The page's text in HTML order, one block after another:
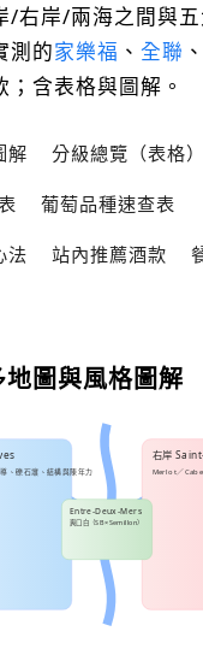
/右岸/兩海之間與五
測的家樂福 、 全聯 、
；含表格與圖解。
解 分級總覽（表格）
葡萄品種速查表
法 站內推薦酒款
圖與風格圖解
、礫石壤、結構與陳年力
右岸
Merlot／
Entre-Deux-Mers
爽口白（SB×Semillon）